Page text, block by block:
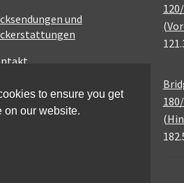
und
to ensure you get
on our website.